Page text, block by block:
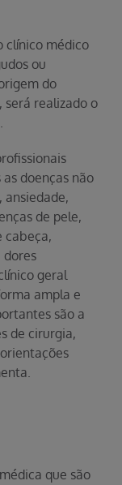
clínico médico
ou
do
será realizado o
doenças não
ansiedade,
de pele,
cabeça,
dores
geral
ampla e
são a
de cirurgia,
que são